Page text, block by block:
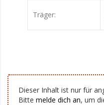
Träger:
Dieser Inhalt ist nur für
Bitte melde dich an, um